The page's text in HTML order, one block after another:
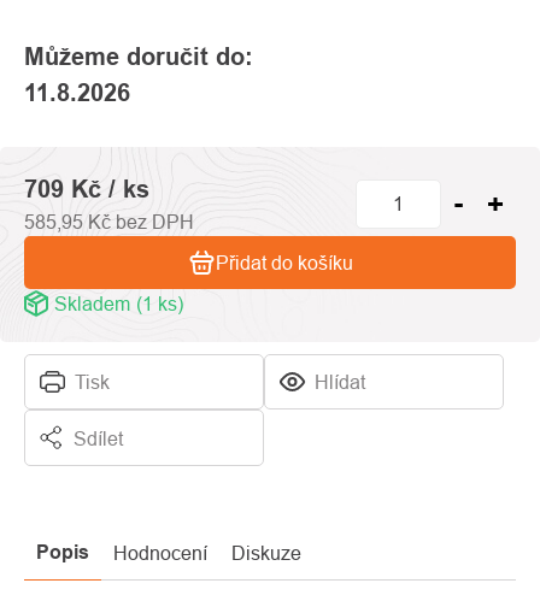
Můžeme doručit do:
11.8.2026
Tisk Hlídat
Sdílet
709 Kč / ks
585,95 Kč bez DPH
Skladem (1 ks)
Přidat do košíku
Popis Hodnocení Diskuze